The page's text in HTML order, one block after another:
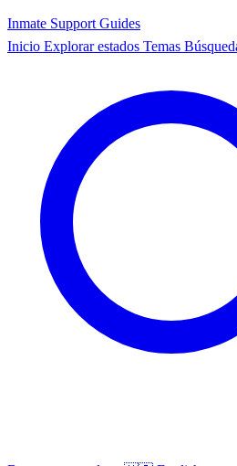
Inmate Support Guides
Inicio Explorar estados Temas